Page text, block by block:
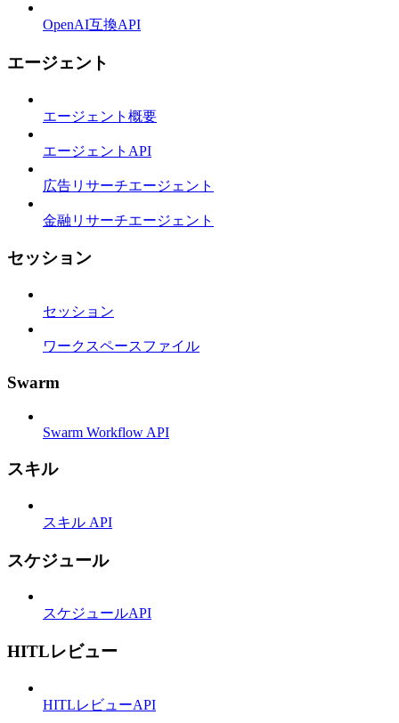
OpenAI互換API
エージェント
エージェント概要
エージェントAPI
広告リサーチエージェント
金融リサーチエージェント
セッション
セッション
ワークスペースファイル
Swarm
Swarm Workflow API
スキル
スキル API
スケジュール
スケジュールAPI
HITLレビュー
HITLレビューAPI